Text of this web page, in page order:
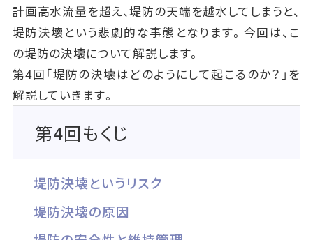
計画高水流量を超え、堤防の天端を越水してしまうと、
堤防決壊という悲劇的な事態となります。今回は、こ
の堤防の決壊について解説します。
第4回「堤防の決壊はどのようにして起こるのか？」を
解説していきます。
第4回もくじ
堤防決壊というリスク
堤防決壊の原因